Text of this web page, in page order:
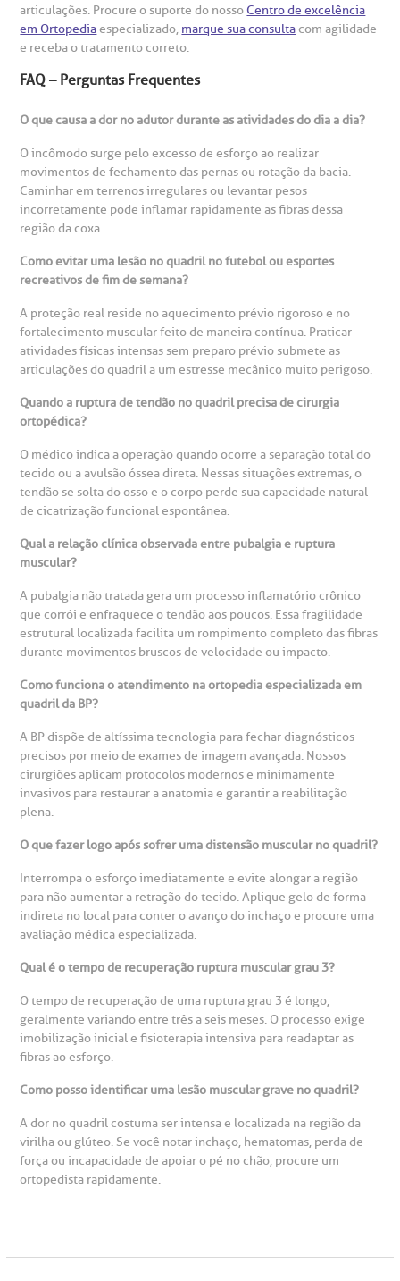
articulações. Procure o suporte do nossoCentro de excelência
em Ortopediaespecializado, marque sua consultacom agilidade
e receba o tratamento correto.
FAQ – Perguntas Frequentes
O que causa a dor no adutor durante as atividades do dia a dia?
O incômodo surge pelo excesso de esforço ao realizar
movimentos de fechamento das pernas ou rotação da bacia.
Caminhar em terrenos irregulares ou levantar pesos
incorretamente pode inflamar rapidamente as fibras dessa
região da coxa.
Como evitar uma lesão no quadril no futebol ou esportes
recreativos de fim de semana?
A proteção real reside no aquecimento prévio rigoroso e no
fortalecimento muscular feito de maneira contínua. Praticar
atividades físicas intensas sem preparo prévio submete as
articulações do quadril a um estresse mecânico muito perigoso.
Quando a ruptura de tendão no quadril precisa de cirurgia
ortopédica?
O médico indica a operação quando ocorre a separação total do
tecido ou a avulsão óssea direta. Nessas situações extremas, o
tendão se solta do osso e o corpo perde sua capacidade natural
de cicatrização funcional espontânea.
Qual a relação clínica observada entre pubalgia e ruptura
muscular?
A pubalgia não tratada gera um processo inflamatório crônico
que corrói e enfraquece o tendão aos poucos. Essa fragilidade
estrutural localizada facilita um rompimento completo das fibras
durante movimentos bruscos de velocidade ou impacto.
Como funciona o atendimento na ortopedia especializada em
quadril da BP?
A BP dispõe de altíssima tecnologia para fechar diagnósticos
precisos por meio de exames de imagem avançada. Nossos
cirurgiões aplicam protocolos modernos e minimamente
invasivos para restaurar a anatomia e garantir a reabilitação
plena.
O que fazer logo após sofrer uma distensão muscular no quadril?
Interrompa o esforço imediatamente e evite alongar a região
para não aumentar a retração do tecido. Aplique gelo de forma
indireta no local para conter o avanço do inchaço e procure uma
avaliação médica especializada.
Qual é o tempo de recuperação ruptura muscular grau 3?
O tempo de recuperação de uma ruptura grau 3 é longo,
geralmente variando entre três a seis meses. O processo exige
imobilização inicial e fisioterapia intensiva para readaptar as
fibras ao esforço.
Como posso identificar uma lesão muscular grave no quadril?
A dor no quadril costuma ser intensa e localizada na região da
virilha ou glúteo. Se você notar inchaço, hematomas, perda de
força ou incapacidade de apoiar o pé no chão, procure um
ortopedista rapidamente.